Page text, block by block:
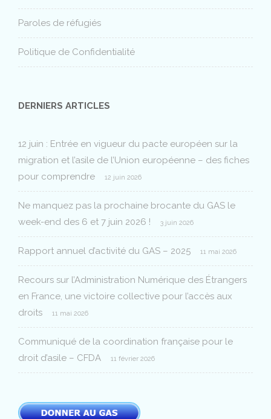
Paroles de réfugiés
Politique de Confidentialité
DERNIERS ARTICLES
12 juin : Entrée en vigueur du pacte européen sur la
migration et l’asile de l’Union européenne – des fiches
pour comprendre
12 juin 2026
Ne manquez pas la prochaine brocante du GAS le
week-end des 6 et 7 juin 2026 !
3 juin 2026
Rapport annuel d’activité du GAS – 2025 11 mai 2026
Recours sur l’Administration Numérique des Étrangers
en France, une victoire collective pour l’accès aux
droits
11 mai 2026
Communiqué de la coordination française pour le
droit d’asile – CFDA
11 février 2026